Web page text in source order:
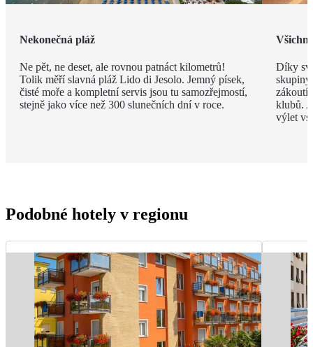
Nekonečná pláž
Ne pět, ne deset, ale rovnou patnáct kilometrů!
Tolik měří slavná pláž Lido di Jesolo. Jemný písek,
čisté moře a kompletní servis jsou tu samozřejmostí,
stejně jako více než 300 slunečních dní v roce.
Díky
zákoutí,
klubů.
výlet
Podobné hotely v regionu